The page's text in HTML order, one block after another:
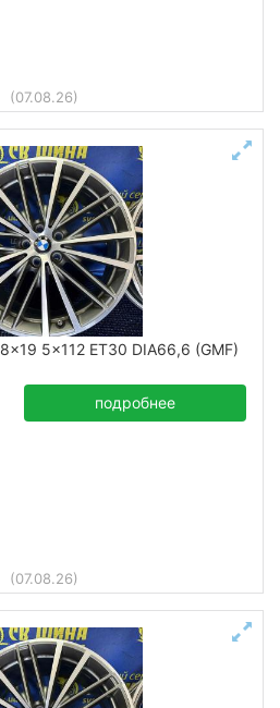
(07.08.26)
5x112 ET30 DIA66,6 (GMF)
подробнее
(07.08.26)